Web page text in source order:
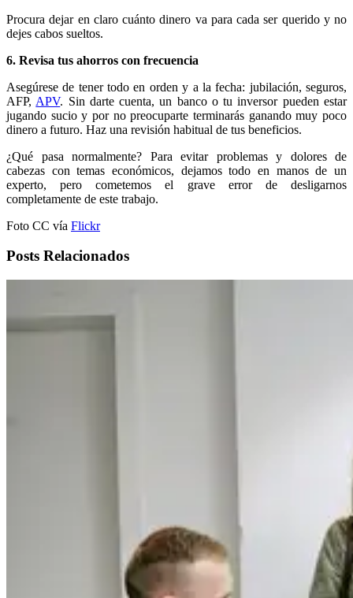
Procura dejar en claro cuánto dinero va para cada ser querido y no
dejes cabos sueltos.
6. Revisa tus ahorros con frecuencia
Asegúrese de tener todo en orden y a la fecha: jubilación, seguros,
AFP, APV. Sin darte cuenta, un banco o tu inversor pueden estar
jugando sucio y por no preocuparte terminarás ganando muy poco
dinero a futuro. Haz una revisión habitual de tus beneficios.
¿Qué pasa normalmente? Para evitar problemas y dolores de
cabezas con temas económicos, dejamos todo en manos de un
experto, pero cometemos el grave error de desligarnos
completamente de este trabajo.
Foto CC vía Flickr
Posts Relacionados